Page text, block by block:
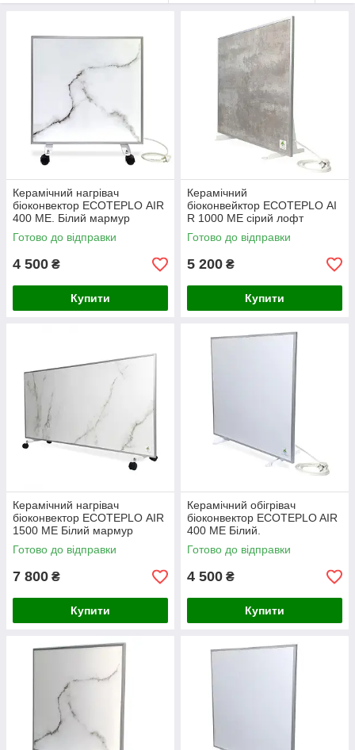
Керамічний нагрівач
біоконвектор ECOTEPLO AIR
400 ME. Білий мармур
Готово до відправки
4 500 ₴
Купити
Керамічний
біоконвейктор ECOTEPLO AI
R 1000 ME сірий лофт
Готово до відправки
5 200 ₴
Купити
Керамічний нагрівач
біоконвектор ECOTEPLO AIR
1500 ME Білий мармур
Готово до відправки
7 800 ₴
Купити
Керамічний обігрівач
біоконвектор ECOTEPLO AIR
400 ME Білий.
Готово до відправки
4 500 ₴
Купити